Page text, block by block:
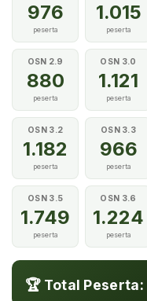
976
peserta
1.015
peserta
OSN 2.9
880
peserta
OSN 3.0
1.121
peserta
OSN 3.2
1.182
peserta
OSN 3.3
966
peserta
OSN 3.5
1.749
peserta
OSN 3.6
1.224
peserta
🏆 Total Peserta: